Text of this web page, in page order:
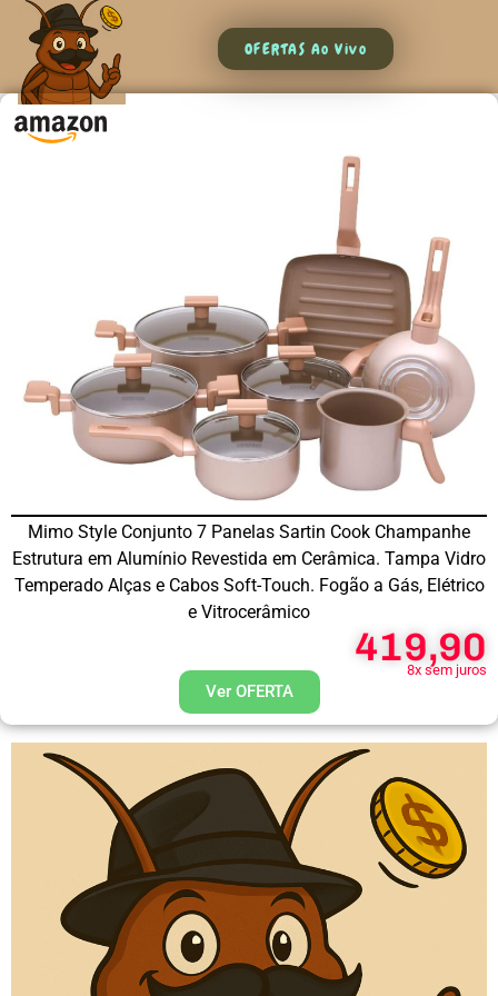
OFERTAS Ao Vivo
Mimo Style Conjunto 7 Panelas Sartin Cook Champanhe
Estrutura em Alumínio Revestida em Cerâmica. Tampa Vidro
Temperado Alças e Cabos Soft-Touch. Fogão a Gás, Elétrico
e Vitrocerâmico
419,90
8x sem juros
Ver OFERTA